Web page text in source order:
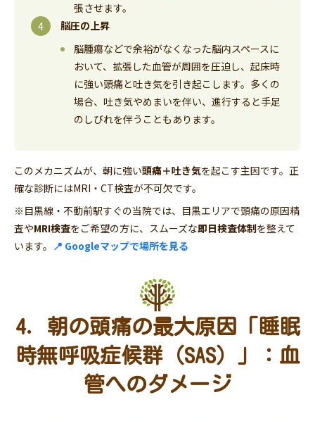
張させます。
脳圧の上昇
脳腫瘍などで余裕がなくなった脳内スペースに
おいて、拡張した血管が周囲を圧迫し、起床時
に強い頭痛と吐き気を引き起こします。多くの
場合、吐き気やめまいを伴い、進行すると手足
のしびれを伴うこともあります。
このメカニズムが、朝に強い頭痛＋吐き気を起こす主因です。正
確な診断にはMRI・CT検査が不可欠です。
※目黒線・不動前駅すぐの当院では、目黒エリアで頭痛の原因精
査やMRI検査をご希望の方に、スムーズな即日検査体制を整えて
います。 📍 Googleマップで場所を見る
4. 朝の頭痛の最大原因「睡眠
時無呼吸症候群（SAS）」：血
管へのダメージ